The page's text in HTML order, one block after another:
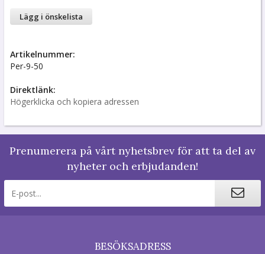
Lägg i önskelista
Artikelnummer:
Per-9-50
Direktlänk:
Högerklicka och kopiera adressen
Prenumerera på vårt nyhetsbrev för att ta del av
nyheter och erbjudanden!
BESÖKSADRESS